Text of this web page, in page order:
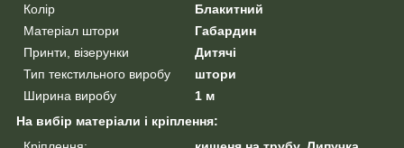
Колір
Блакитний
Матеріал штори
Габардин
Принти, візерунки
Дитячі
Тип текстильного виробу
штори
Ширина виробу
1 м
На вибір матеріали і кріплення: